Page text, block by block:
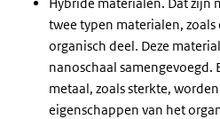
twee typen materialen, zoals
organisch deel. Deze
nanoschaal samengevoegd.
metaal, zoals sterkte,
eigenschappen van het